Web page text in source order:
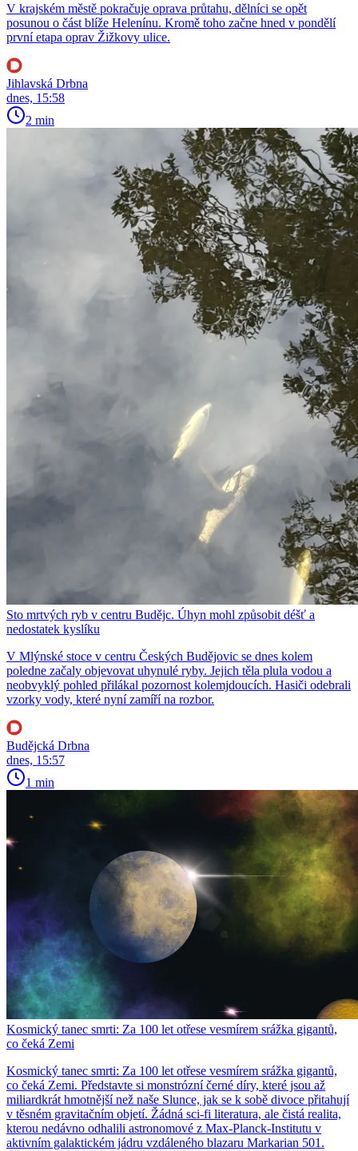
V krajském městě pokračuje oprava průtahu, dělníci se opět
posunou o část blíže Helenínu. Kromě toho začne hned v pondělí
první etapa oprav Žižkovy ulice.
Jihlavská Drbna
dnes, 15:58
2 min
Sto mrtvých ryb v centru Budějc. Úhyn mohl způsobit déšť a
nedostatek kyslíku
V Mlýnské stoce v centru Českých Budějovic se dnes kolem
poledne začaly objevovat uhynulé ryby. Jejich těla plula vodou a
neobvyklý pohled přilákal pozornost kolemjdoucích. Hasiči odebrali
vzorky vody, které nyní zamíří na rozbor.
Budějcká Drbna
dnes, 15:57
1 min
Kosmický tanec smrti: Za 100 let otřese vesmírem srážka gigantů,
co čeká Zemi
Kosmický tanec smrti: Za 100 let otřese vesmírem srážka gigantů,
co čeká Zemi. Představte si monstrózní černé díry, které jsou až
miliardkrát hmotnější než naše Slunce, jak se k sobě divoce přitahují
v těsném gravitačním objetí. Žádná sci-fi literatura, ale čistá realita,
kterou nedávno odhalili astronomové z Max-Planck-Institutu v
aktivním galaktickém jádru vzdáleného blazaru Markarian 501.